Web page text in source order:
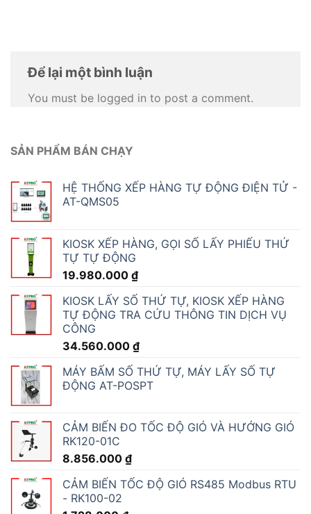
HỆ THỐNG XẾP HÀNG- PHÒNG KHÁM TÂM AN
Nhằm mang đến trải nghiệm chuyên nghiệp, nhanh chóng và
thuận tiện cho người bệnh, [...]
Để lại một bình luận
You must be logged in to post a comment.
SẢN PHẨM BÁN CHẠY